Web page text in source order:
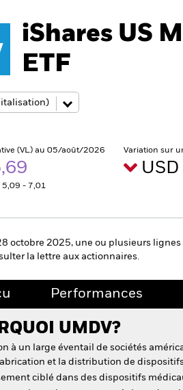
iShares US
ETF
(VL) au 05/août/2026
5,09 - 7,01
Variation sur
octobre 2025, une ou plusieurs
la lettre aux actionnaires.
Performances
UMDV?
à un large éventail de sociétés
et la distribution de
ciblé dans des dispositifs